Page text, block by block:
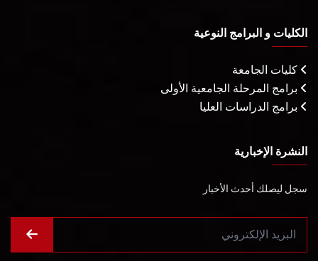
الكليات و البرامج النوعية
كليات الجامعة
برامج المرحلة الجامعية الأولى
برامج الدراسات العليا
النشرة الإخبارية
سجل ليصلك أحدث الأخبار